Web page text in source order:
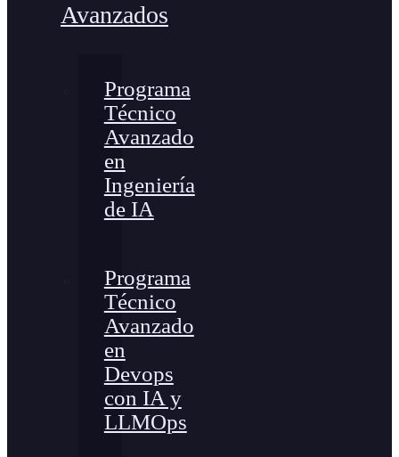
Avanzados
Programa
Técnico
Avanzado
en
Ingeniería
de IA
Programa
Técnico
Avanzado
en
Devops
con IA y
LLMOps